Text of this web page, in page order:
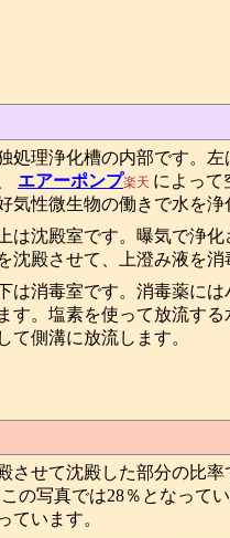
処理浄化槽の内部です。
エアーポンプ楽天 によって
気性微生物の働きで水を浄
は沈殿室です。曝気で浄
沈殿させて、上澄み液を消
は消毒室です。消毒薬には
す。塩素を使って放流す
て側溝に放流します。
させて沈殿した部分の比
の写真では28％となって
ています。